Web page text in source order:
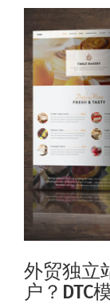
外贸独立
户？DTC